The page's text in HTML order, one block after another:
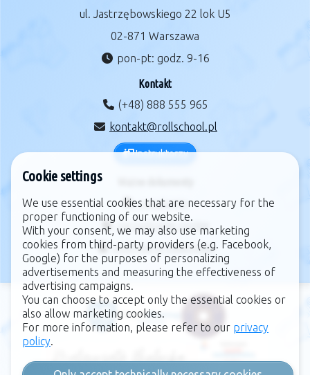
ul. Jastrzębowskiego 22 lok U5
02-871 Warszawa
pon-pt: godz. 9-16
Kontakt
(+48) 888 555 965
kontakt@rollschool.pl
Instruktorzy
regulamin
zarządzanie cookie
polityka prywatności
Cookie settings
We use essential cookies that are necessary for the
proper functioning of our website.
With your consent, we may also use marketing
cookies from third-party providers (e.g. Facebook,
Google) for the purposes of personalizing
advertisements and measuring the effectiveness of
advertising campaigns.
You can choose to accept only the essential cookies or
also allow marketing cookies.
For more information, please refer to our privacy
policy.